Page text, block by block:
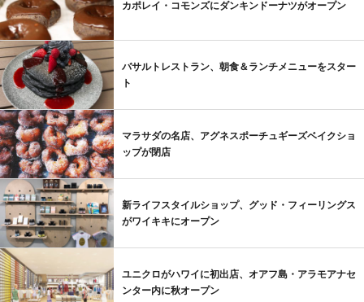
カポレイ・コモンズにダンキンドーナツがオープン
バサルトレストラン、朝食＆ランチメニューをスター
ト
マラサダの名店、アグネスポーチュギーズベイクショ
ップが閉店
新ライフスタイルショップ、グッド・フィーリングス
がワイキキにオープン
ユニクロがハワイに初出店、オアフ島・アラモアナセ
ンター内に秋オープン